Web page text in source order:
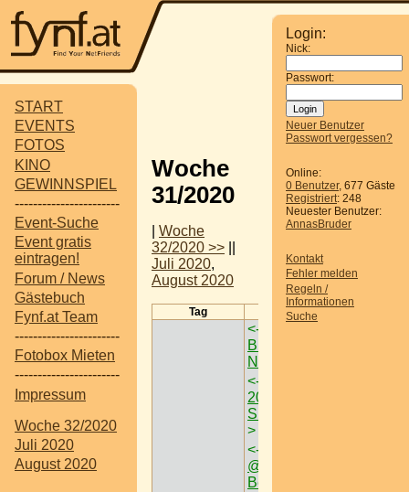
START
EVENTS
FOTOS
KINO
GEWINNSPIEL
-----------------------
Event-Suche
Event gratis
eintragen!
Forum / News
Gästebuch
Fynf.at Team
-----------------------
Fotobox Mieten
-----------------------
Impressum
Woche 32/2020
Juli 2020
August 2020
Login:
Nick:
Passwort:
Neuer Benutzer
Passwort vergessen?
Online:
0 Benutzer, 677 Gäste
Registriert: 248
Neuester Benutzer:
AnnasBruder
Kontakt
Fehler melden
Regeln /
Informationen
Suche
Woche
31/2020
Woche
32/2020 >>
Juli 2020,
August 2020
Tag Termine
<-
Brunn am Gebirge <
Nö >
<-
2020 Opening feat
Superfly DJ Sessions
>
<-
@ Ronacher > W < 1
Bez.